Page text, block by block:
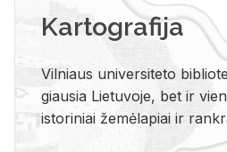
Kartografija
Vil­niaus uni­ver­si­te­to
giau­sia Lie­tu­vo­je, bet ir
is­to­ri­niai že­mė­la­piai ir